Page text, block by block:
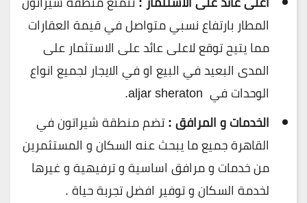
المطار بارتفاع نسبي متواصل في قيمة العقارات
مما يتيح توقع لاعلى عائد على الاستثمار على
المدى البعيد في البيع او في الايجار لجميع انواع
الوحدات في aljar sheraton.
الخدمات و المرافق :تضم منطقة شيراتون في
القاهرة جميع ما يبحث عنه السكان و المستثمرين
من خدمات و مرافق اساسية و ترفيهية و غيرها
لخدمة السكان و توفير افضل تجربة حياة .